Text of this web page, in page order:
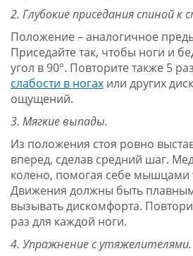
2. Глубокие приседания спиной к
Положение – аналогичное
Приседайте так, чтобы ноги и
угол в 90°. Повторите также 5
слабости в ногах или других
ощущений.
3. Мягкие выпады.
Из положения стоя ровно
вперед, сделав средний шаг.
колено, помогая себе мышцами
Движения должны быть
вызывать дискомфорта.
раз для каждой ноги.
4. Упражнение с утяжелителями.